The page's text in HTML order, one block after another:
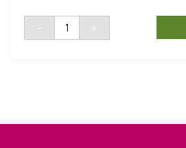
-
quantité
POIVRON
+